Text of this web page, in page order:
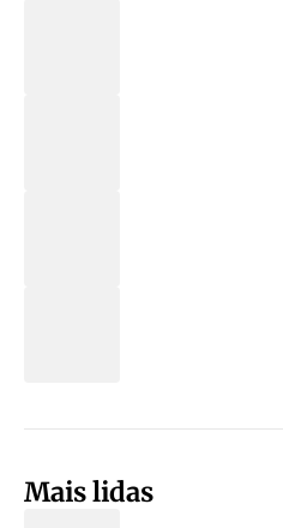
Mais lidas